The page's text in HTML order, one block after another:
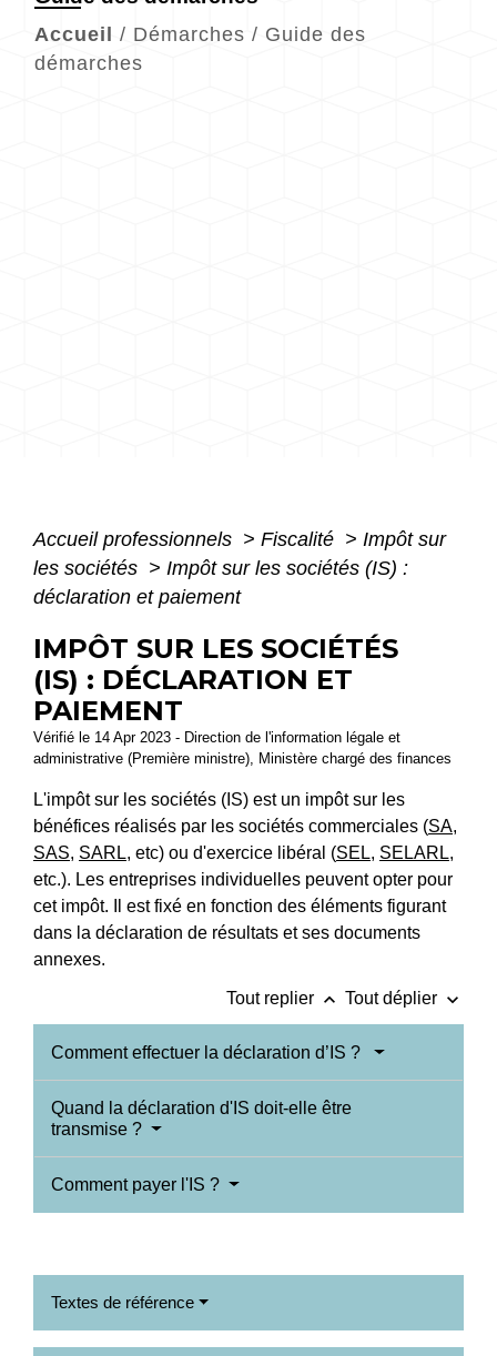
Accueil / Démarches / Guide des
démarches
Accueil professionnels > Fiscalité > Impôt sur
les sociétés > Impôt sur les sociétés (IS) :
déclaration et paiement
IMPÔT SUR LES SOCIÉTÉS
(IS) : DÉCLARATION ET
PAIEMENT
Vérifié le 14 Apr 2023 - Direction de l'information légale et
administrative (Première ministre), Ministère chargé des finances
L'impôt sur les sociétés (IS) est un impôt sur les
bénéfices réalisés par les sociétés commerciales (SA,
SAS, SARL, etc) ou d'exercice libéral (SEL, SELARL,
etc.). Les entreprises individuelles peuvent opter pour
cet impôt. Il est fixé en fonction des éléments figurant
dans la déclaration de résultats et ses documents
annexes.
Tout replier keyboard_arrow_up Tout déplier keyboard_arrow_down
Comment effectuer la déclaration d’IS ?
Quand la déclaration d'IS doit-elle être
transmise ?
Comment payer l'IS ?
Textes de référence